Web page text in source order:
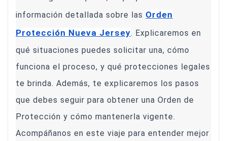
información detallada sobre las Orden
Protección Nueva Jersey. Explicaremos en
qué situaciones puedes solicitar una, cómo
funciona el proceso, y qué protecciones legales
te brinda. Además, te explicaremos los pasos
que debes seguir para obtener una Orden de
Protección y cómo mantenerla vigente.
Acompáñanos en este viaje para entender mejor